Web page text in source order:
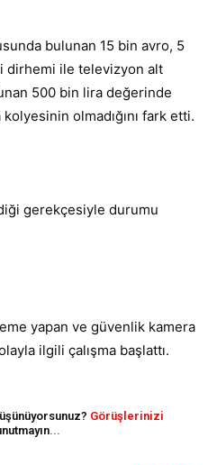
bulunan 15 bin avro, 5
dirhemi ile televizyon alt
500 bin lira değerinde
olmadığını fark etti.
gerekçesiyle durumu
yapan ve güvenlik kamera
ilgili çalışma başlattı.
Görüşlerinizi
...